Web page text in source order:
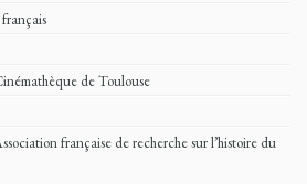
de Toulouse
française de recherche sur l’histoire du